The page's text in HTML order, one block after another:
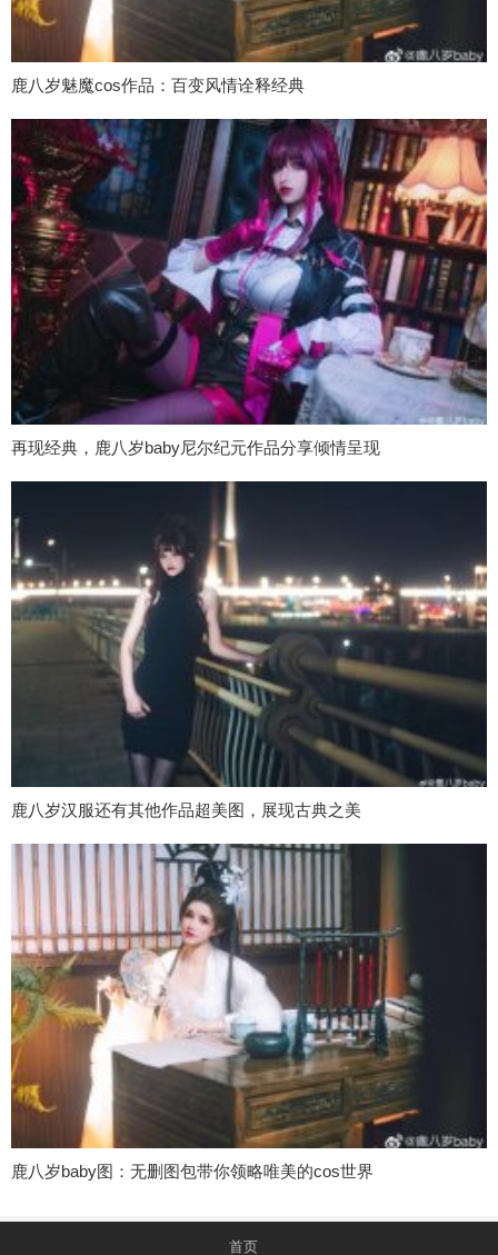
鹿八岁魅魔cos作品：百变风情诠释经典
再现经典，鹿八岁baby尼尔纪元作品分享倾情呈现
鹿八岁汉服还有其他作品超美图，展现古典之美
鹿八岁baby图：无删图包带你领略唯美的cos世界
首页